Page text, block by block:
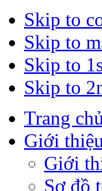
Skip to
Skip to
Skip to
Skip to
Trang
Giới
Giới
Sơ đồ